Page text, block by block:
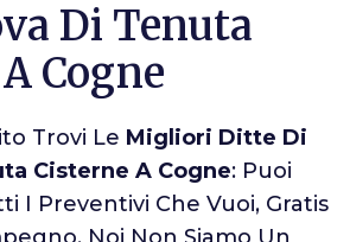
Di Tenuta
Cogne
Trovi Le Migliori Ditte Di
Cisterne A Cogne: Puoi
I Preventivi Che Vuoi, Gratis